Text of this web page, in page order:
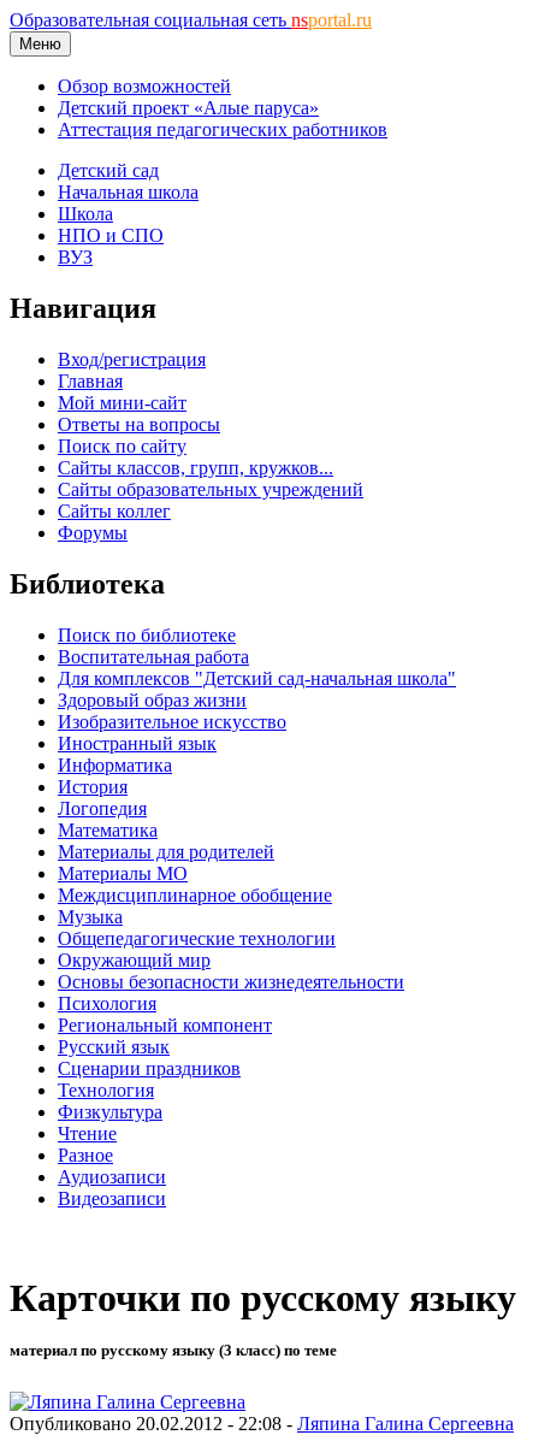
Образовательная социальная сеть nsportal.ru
Меню
Обзор возможностей
Детский проект «Алые паруса»
Аттестация педагогических работников
Детский сад
Начальная школа
Школа
НПО и СПО
ВУЗ
Навигация
Вход/регистрация
Главная
Мой мини-сайт
Ответы на вопросы
Поиск по сайту
Сайты классов, групп, кружков...
Сайты образовательных учреждений
Сайты коллег
Форумы
Библиотека
Поиск по библиотеке
Воспитательная работа
Для комплексов "Детский сад-начальная школа"
Здоровый образ жизни
Изобразительное искусство
Иностранный язык
Информатика
История
Логопедия
Математика
Материалы для родителей
Материалы МО
Междисциплинарное обобщение
Музыка
Общепедагогические технологии
Окружающий мир
Основы безопасности жизнедеятельности
Психология
Региональный компонент
Русский язык
Сценарии праздников
Технология
Физкультура
Чтение
Разное
Аудиозаписи
Видеозаписи
Карточки по русскому языку
материал по русскому языку (3 класс) по теме
Опубликовано 20.02.2012 - 22:08 - Ляпина Галина Сергеевна